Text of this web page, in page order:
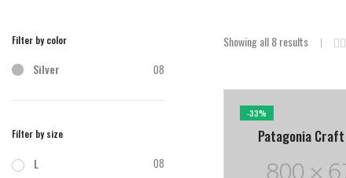
Showing all 8 results
-33%
Patagonia
Filter by color
Silver 08
Filter by size
L 08